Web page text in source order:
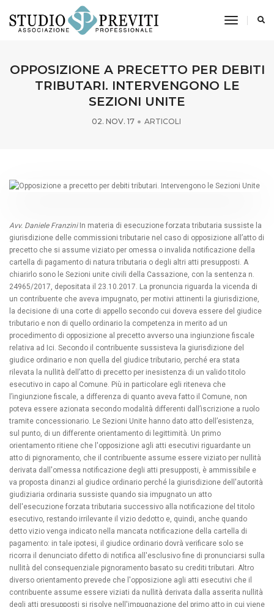
toggle
OPPOSIZIONE A PRECETTO PER DEBITI
TRIBUTARI. INTERVENGONO LE
SEZIONI UNITE
02. NOV. 17 ARTICOLI
Avv. Daniele FranziniIn materia di esecuzione forzata tributaria sussiste la
giurisdizione delle commissioni tributarie nel caso di opposizione all’atto di
precetto che si assume viziato per omessa o invalida notificazione della
cartella di pagamento di natura tributaria o degli altri atti presupposti. A
chiarirlo sono le Sezioni unite civili della Cassazione, con la sentenza n.
24965/2017, depositata il 23.10.2017. La pronuncia riguarda la vicenda di
un contribuente che aveva impugnato, per motivi attinenti la giurisdizione,
la decisione di una corte di appello secondo cui doveva essere del giudice
tributario e non di quello ordinario la competenza in merito ad un
procedimento di opposizione al precetto avverso una ingiunzione fiscale
relativa ad Ici. Secondo il contribuente sussisteva la giurisdizione del
giudice ordinario e non quella del giudice tributario, perché era stata
rilevata la nullità dell’atto di precetto per inesistenza di un valido titolo
esecutivo in capo al Comune. Più in particolare egli riteneva che
l’ingiunzione fiscale, a differenza di quanto aveva fatto il Comune, non
poteva essere azionata secondo modalità differenti dall’iscrizione a ruolo
tramite concessionario. Le Sezioni Unite hanno dato atto dell’esistenza,
sul punto, di un differente orientamento di legittimità. Un primo
orientamento ritiene che l'opposizione agli atti esecutivi riguardante un
atto di pignoramento, che il contribuente assume essere viziato per nullità
derivata dall'omessa notificazione degli atti presupposti, è ammissibile e
va proposta dinanzi al giudice ordinario perché la giurisdizione dell'autorità
giudiziaria ordinaria sussiste quando sia impugnato un atto
dell'esecuzione forzata tributaria successivo alla notificazione del titolo
esecutivo, restando irrilevante il vizio dedotto e, quindi, anche quando
detto vizio venga indicato nella mancata notificazione della cartella di
pagamento: in tale ipotesi, il giudice ordinario dovrà verificare solo se
ricorra il denunciato difetto di notifica all'esclusivo fine di pronunciarsi sulla
nullità del consequenziale pignoramento basato su crediti tributari. Altro
diverso orientamento prevede che l'opposizione agli atti esecutivi che il
contribuente assume essere viziati da nullità derivata dalla asserita nullità
degli atti presupposti si risolve nell'impugnazione del primo atto in cui viene